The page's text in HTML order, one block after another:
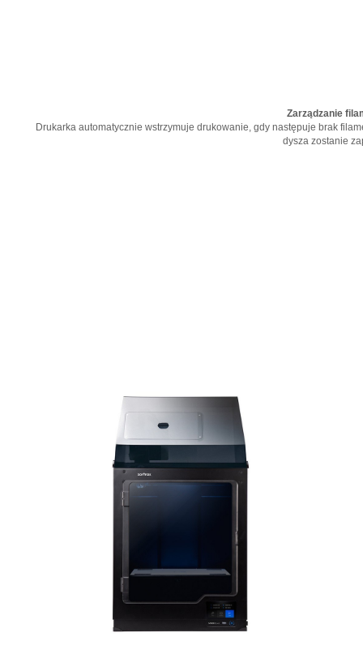
Zarządzanie
Drukarka automatycznie wstrzymuje drukowanie, gdy następuje brak
dysza zostanie